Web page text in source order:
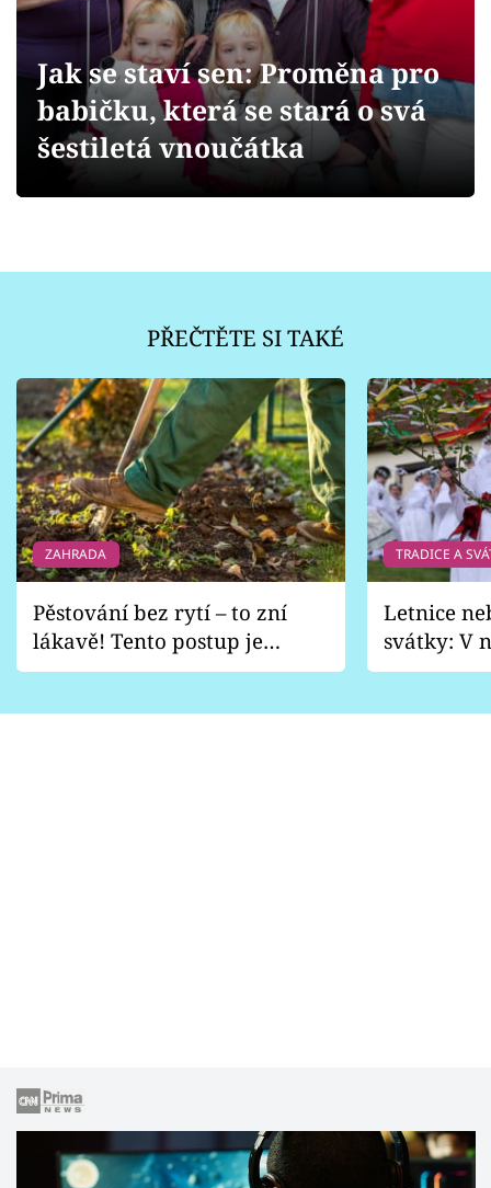
Přihlášení
Sledujte nás
Jak se staví sen: Proměna pro
babičku, která se stará o svá
šestiletá vnoučátka
PŘEČTĚTE SI TAKÉ
ZAHRADA
Pěstování bez rytí – to zní
lákavě! Tento postup je
vhodný jen pro některé
TRADICE A
Letnice
svátky: V
pondělí